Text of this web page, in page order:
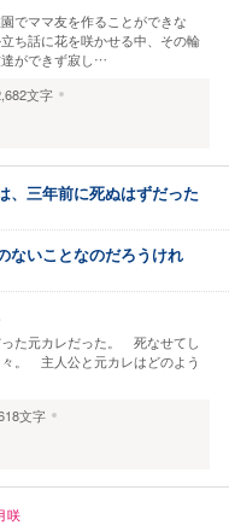
でママ友を作ることができな
ち話に花を咲かせる中、その輪
ができず寂し…
文字
三年前に死ぬはずだった
ないことなのだろうけれ
た元カレだった。 死なせてし
。 主人公と元カレはどのよう
文字
咲